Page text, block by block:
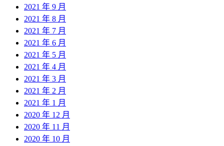
2021 年 9 月
2021 年 8 月
2021 年 7 月
2021 年 6 月
2021 年 5 月
2021 年 4 月
2021 年 3 月
2021 年 2 月
2021 年 1 月
2020 年 12 月
2020 年 11 月
2020 年 10 月